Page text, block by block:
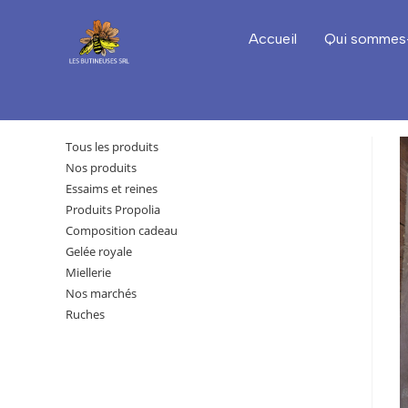
Accueil Qui
Tous les produits
Nos produits
Essaims et reines
Produits Propolia
Composition cadeau
Gelée royale
Miellerie
Nos marchés
Ruches